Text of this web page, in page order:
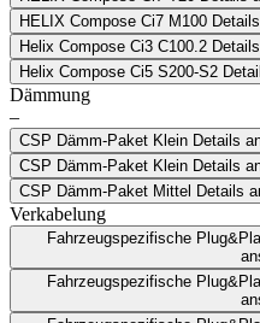
HELIX Compose Ci7 M100
Helix Compose Ci3 C100.2
Helix Compose Ci5 S200-S2
Dämmung
–
CSP Dämm-Paket Klein Details
CSP Dämm-Paket Klein Details
CSP Dämm-Paket Mittel Details
Verkabelung
Fahrzeugspezifische
Fahrzeugspezifische